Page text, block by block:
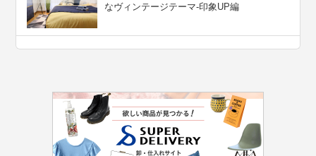
なヴィンテージテーマ-印象UP編